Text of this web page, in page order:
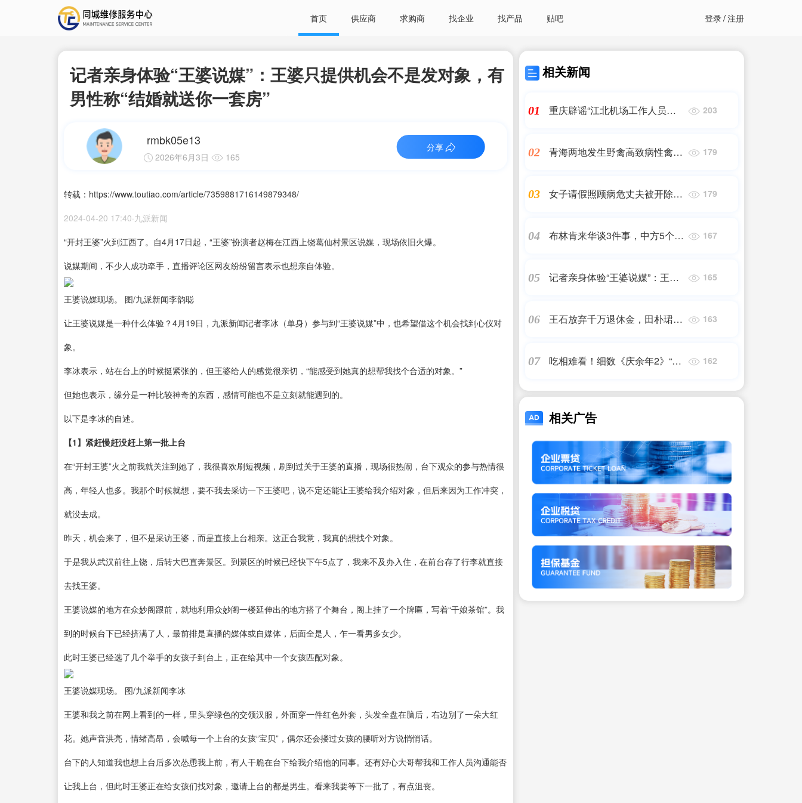
首页 供应商 求购商 找企业 找产品 贴吧 登录/注册
记者亲身体验“王婆说媒”：王婆只提供机会不是发对象，有
男性称“结婚就送你一套房”
rmbk05e13
2026年6月3日 165
分享
转载：https://www.toutiao.com/article/7359881716149879348/
2024-04-20 17:40·九派新闻
“开封王婆”火到江西了。自4月17日起，“王婆”扮演者赵梅在江西上饶葛仙村景区说媒，现场依旧火爆。
说媒期间，不少人成功牵手，直播评论区网友纷纷留言表示也想亲自体验。
王婆说媒现场。 图/九派新闻李韵聪
让王婆说媒是一种什么体验？4月19日，九派新闻记者李冰（单身）参与到“王婆说媒”中，也希望借这个机会找到心仪对
象。
李冰表示，站在台上的时候挺紧张的，但王婆给人的感觉很亲切，“能感受到她真的想帮我找个合适的对象。”
但她也表示，缘分是一种比较神奇的东西，感情可能也不是立刻就能遇到的。
以下是李冰的自述。
【1】紧赶慢赶没赶上第一批上台
在“开封王婆”火之前我就关注到她了，我很喜欢刷短视频，刷到过关于王婆的直播，现场很热闹，台下观众的参与热情很
高，年轻人也多。我那个时候就想，要不我去采访一下王婆吧，说不定还能让王婆给我介绍对象，但后来因为工作冲突，
就没去成。
昨天，机会来了，但不是采访王婆，而是直接上台相亲。这正合我意，我真的想找个对象。
于是我从武汉前往上饶，后转大巴直奔景区。到景区的时候已经快下午5点了，我来不及办入住，在前台存了行李就直接
去找王婆。
王婆说媒的地方在众妙阁跟前，就地利用众妙阁一楼延伸出的地方搭了个舞台，阁上挂了一个牌匾，写着“干娘茶馆”。我
到的时候台下已经挤满了人，最前排是直播的媒体或自媒体，后面全是人，乍一看男多女少。
此时王婆已经选了几个举手的女孩子到台上，正在给其中一个女孩匹配对象。
王婆说媒现场。 图/九派新闻李冰
王婆和我之前在网上看到的一样，里头穿绿色的交领汉服，外面穿一件红色外套，头发全盘在脑后，右边别了一朵大红
花。她声音洪亮，情绪高昂，会喊每一个上台的女孩“宝贝”，偶尔还会搂过女孩的腰听对方说悄悄话。
台下的人知道我也想上台后多次怂恿我上前，有人干脆在台下给我介绍他的同事。还有好心大哥帮我和工作人员沟通能否
让我上台，但此时王婆正在给女孩们找对象，邀请上台的都是男生。看来我要等下一批了，有点沮丧。
相关新闻
01
重庆辟谣“江北机场工作人员从
203
02
青海两地发生野禽高致病性禽流
179
03
女子请假照顾病危丈夫被开除，
179
04
布林肯来华谈3件事，中方5个条
167
05
记者亲身体验“王婆说媒”：王婆
165
06
王石放弃千万退休金，田朴珺：
163
07
吃相难看！细数《庆余年2》“七
162
相关广告